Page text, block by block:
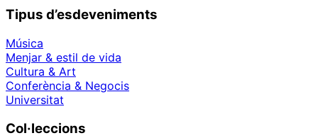
Tipus d’esdeveniments
Música
Menjar & estil de vida
Cultura & Art
Conferència & Negocis
Universitat
Col·leccions